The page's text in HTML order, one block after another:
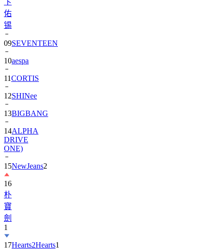
卞
佑
锡
09SEVENTEEN
10aespa
11CORTIS
12SHINee
13BIGBANG
14ALPHA
DRIVE
ONE)
15NewJeans2
16
朴
寶
劍
1
17Hearts2Hearts1